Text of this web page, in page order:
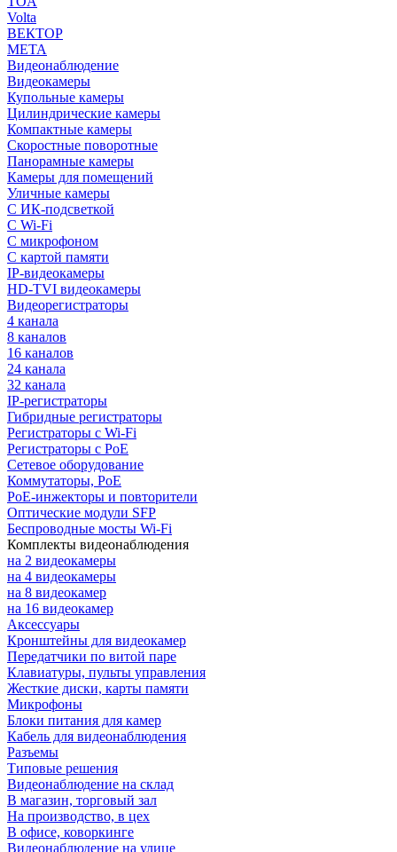
Volta
ВЕКТОР
МЕТА
Видеонаблюдение
Видеокамеры
Купольные камеры
Цилиндрические камеры
Компактные камеры
Скоростные поворотные
Панорамные камеры
Камеры для помещений
Уличные камеры
С ИК-подсветкой
С Wi-Fi
С микрофоном
С картой памяти
IP-видеокамеры
HD-TVI видеокамеры
Видеорегистраторы
4 канала
8 каналов
16 каналов
24 канала
32 канала
IP-регистраторы
Гибридные регистраторы
Регистраторы с Wi-Fi
Регистраторы с PoE
Сетевое оборудование
Коммутаторы, PoE
PoE-инжекторы и повторители
Оптические модули SFP
Беспроводные мосты Wi-Fi
Комплекты видеонаблюдения
на 2 видеокамеры
на 4 видеокамеры
на 8 видеокамер
на 16 видеокамер
Аксессуары
Кронштейны для видеокамер
Передатчики по витой паре
Клавиатуры, пульты управления
Жесткие диски, карты памяти
Микрофоны
Блоки питания для камер
Кабель для видеонаблюдения
Разъемы
Типовые решения
Видеонаблюдение на склад
В магазин, торговый зал
На производство, в цех
В офисе, коворкинге
Видеонаблюдение на улице